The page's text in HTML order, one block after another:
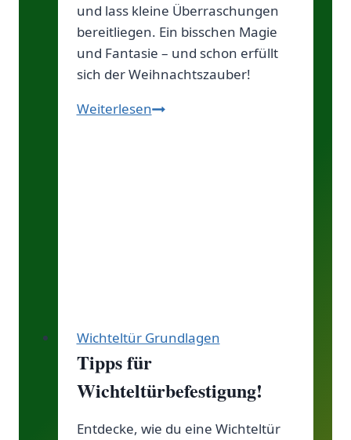
und lass kleine Überraschungen
bereitliegen. Ein bisschen Magie
und Fantasie – und schon erfüllt
sich der Weihnachtszauber!
WeiterlesenWichteltür
Wichteltür Grundlagen
Tipps für
Wichteltürbefestigung!
Entdecke, wie du eine Wichteltür